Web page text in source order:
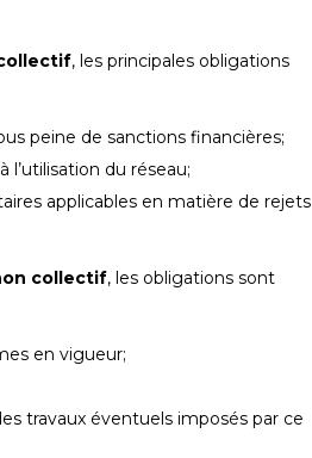
, les principales obligations
peine de sanctions financières;
du réseau;
applicables en matière de rejets
collectif, les obligations sont
en vigueur;
travaux éventuels imposés par ce